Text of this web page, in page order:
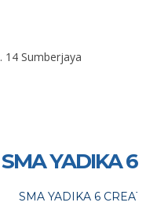
14 Sumberjaya
YADIKA 6
SMA YADIKA 6